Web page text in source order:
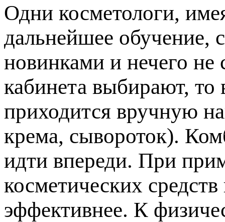
Одни косметологи,
дальнейшее обучение,
новинками и нечего
кабинета выбирают, то
приходится вручную
крема, сывороток).
идти впереди. При
косметических
эффективнее. К